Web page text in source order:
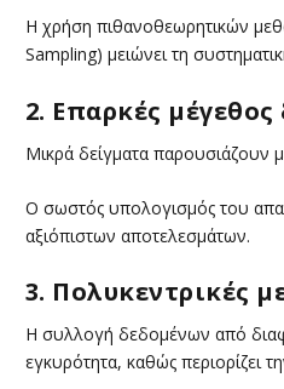
Η χρήση πιθανοθεωρητικών
Sampling) μειώνει τη
2. Επαρκές μέγεθος
Μικρά δείγματα παρουσιάζουν
Ο σωστός υπολογισμός του
αξιόπιστων αποτελεσμάτων.
3. Πολυκεντρικές
Η συλλογή δεδομένων από
εγκυρότητα, καθώς περιορίζει